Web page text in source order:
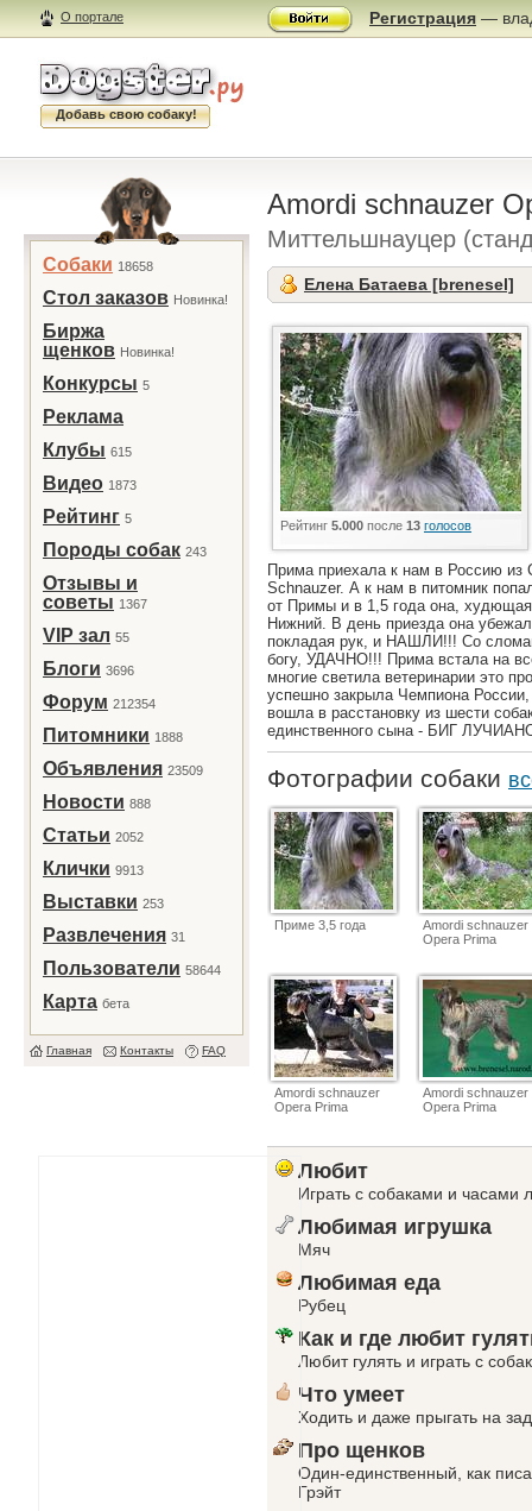
О портале Регистрация —
Добавь свою собаку!
Собаки 18658
Стол заказов Новинка!
Биржа
щенков Новинка!
Конкурсы 5
Реклама
Клубы 615
Видео 1873
Рейтинг 5
Породы собак 243
Отзывы и
советы 1367
VIP зал 55
Блоги 3696
Форум 212354
Питомники 1888
Объявления 23509
Новости 888
Статьи 2052
Клички 9913
Выставки 253
Развлечения 31
Пользователи 58644
Карта бета
Главная Контакты FAQ
Amordi schnauzer
Миттельшнауцер
Елена Батаева [brenesel]
Рейтинг 5.000 после 13 голосов
Прима приехала к нам в Россию из
Schnauzer. А к нам в питомник
от Примы и в 1,5 года она,
Нижний. В день приезда она
покладая рук, и НАШЛИ!!! Со
богу, УДАЧНО!!! Прима встала на
многие светила ветеринарии это
успешно закрыла Чемпиона
вошла в расстановку из шести
единственного сына - БИГ
Фотографии собаки
Приме 3,5 года
Amordi schnauzer
Opera Prima
Amordi schnauzer
Opera Prima
Amordi schnauzer
Opera Prima
Любит
Играть с собаками и часами
Любимая игрушка
Мяч
Любимая еда
Рубец
Как и где любит
Любит гулять и играть с
Что умеет
Ходить и даже прыгать на
Про щенков
Один-единственный, как
Грэйт